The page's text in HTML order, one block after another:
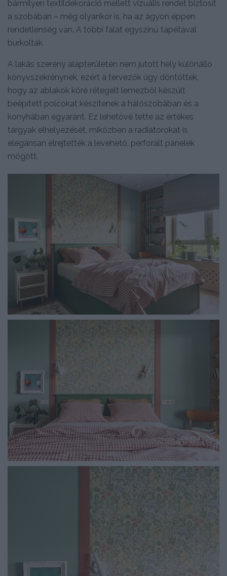
bármilyen textildekoráció mellett vizuális rendet biztosít
a szobában – még olyankor is, ha az ágyon éppen
rendetlenség van. A többi falat egyszínű tapétával
burkolták.
A lakás szerény alapterületén nem jutott hely különálló
könyvszekrénynek, ezért a tervezők úgy döntöttek,
hogy az ablakok köré rétegelt lemezből készült
beépített polcokat készítenek a hálószobában és a
konyhában egyaránt. Ez lehetővé tette az értékes
tárgyak elhelyezését, miközben a radiátorokat is
elegánsan elrejtették a levehető, perforált panelek
mögött.